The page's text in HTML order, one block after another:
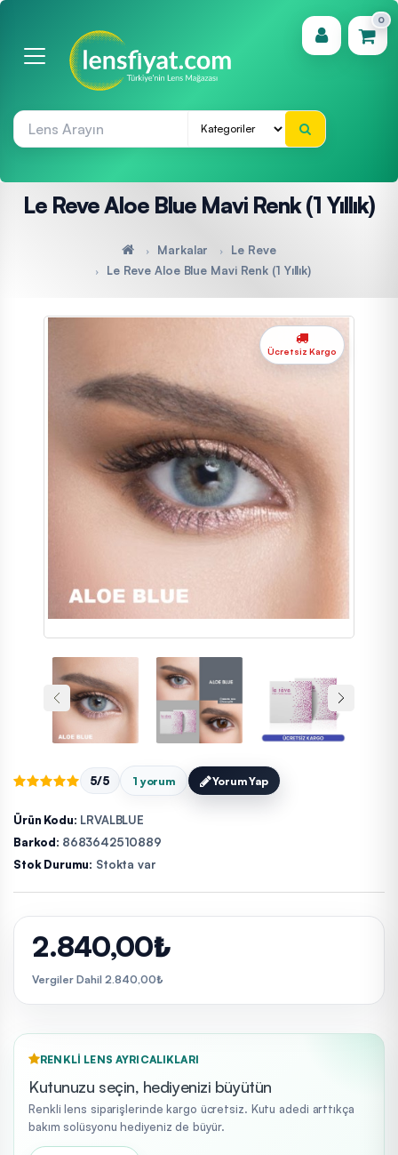
0
(0)
Le Reve Aloe Blue Mavi Renk (1 Yıllık)
Markalar
Le Reve
Le Reve Aloe Blue Mavi Renk (1 Yıllık)
Ücretsiz Kargo
5/5 1 yorum Yorum Yap
Ürün Kodu: LRVALBLUE
Barkod: 8683642510889
Stok Durumu: Stokta var
2.840,00₺
Vergiler Dahil 2.840,00₺
RENKLI LENS AYRICALIKLARI
Kutunuzu seçin, hediyenizi büyütün
Renkli lens siparişlerinde kargo ücretsiz. Kutu adedi arttıkça
bakım solüsyonu hediyeniz de büyür.